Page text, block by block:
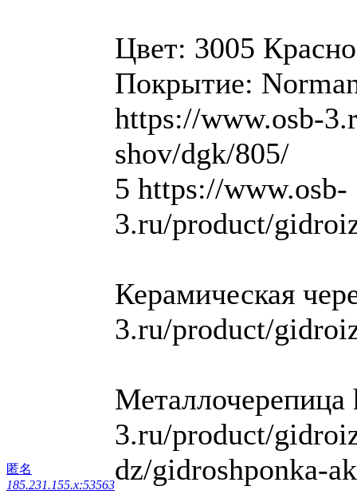
匿名
185.231.155.x:53563
Цвет: 3005
Покрытие:
https://www.osb-
shov/dgk/805/
5 https://www.osb-
3.ru/product/
Керамическая
3.ru/product/
3.ru/product/
dz/gidroshponka-